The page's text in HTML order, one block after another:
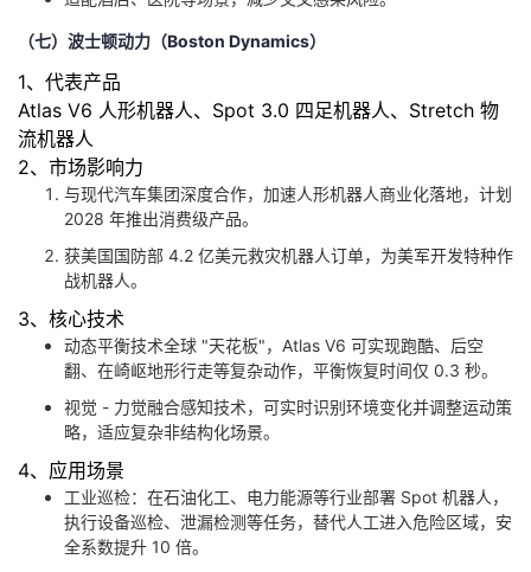
（七）波士顿动力（Boston Dynamics）
1、代表产品
Atlas V6 人形机器人、Spot 3.0 四足机器人、Stretch 物
流机器人
2、市场影响力
与现代汽车集团深度合作，加速人形机器人商业化落地，计划
2028 年推出消费级产品。
获美国国防部 4.2 亿美元救灾机器人订单，为美军开发特种作
战机器人。
3、核心技术
动态平衡技术全球 "天花板"，Atlas V6 可实现跑酷、后空
翻、在崎岖地形行走等复杂动作，平衡恢复时间仅 0.3 秒。
视觉 - 力觉融合感知技术，可实时识别环境变化并调整运动策
略，适应复杂非结构化场景。
4、应用场景
工业巡检：在石油化工、电力能源等行业部署 Spot 机器人，
执行设备巡检、泄漏检测等任务，替代人工进入危险区域，安
全系数提升 10 倍。